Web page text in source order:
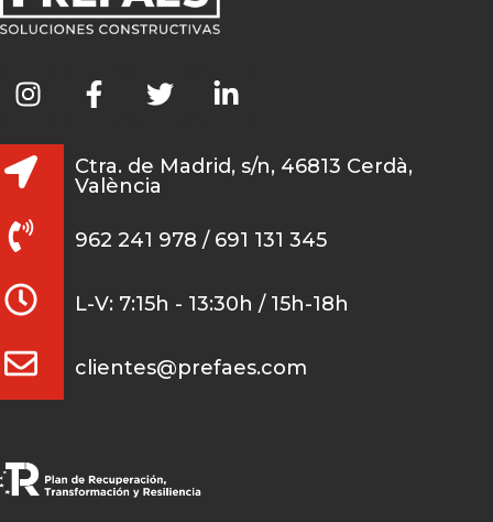
Ctra. de Madrid, s/n, 46813 Cerdà,
València
962 241 978 / 691 131 345
L-V: 7:15h - 13:30h / 15h-18h
clientes@prefaes.com